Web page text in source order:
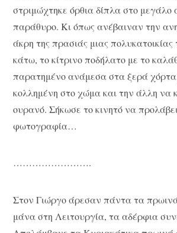
στριμώχτηκε όρθια δίπλα στο μεγάλο
παράθυρο. Κι όπως ανέβαιναν την
άκρη της πρασιάς μιας
κάτω, το κίτρινο ποδήλατο με το
παρατημένο ανάμεσα στα ξερά χόρτα
κολλημένη στο χώμα και την άλλη να
ουρανό. Σήκωσε το κινητό να
φωτογραφία…
…………………….
Στον Γιώργο άρεσαν πάντα τα
μάνα στη Λειτουργία, τα αδέρφια